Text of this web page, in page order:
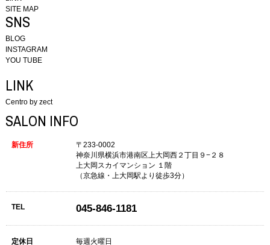
SITE MAP
SNS
BLOG
INSTAGRAM
YOU TUBE
LINK
Centro by zect
SALON INFO
新住所
〒233-0002
神奈川県横浜市港南区上大岡西２丁目９−２８
上大岡スカイマンション １階
（京急線・上大岡駅より徒歩3分）
TEL 045-846-1181
定休日 毎週火曜日